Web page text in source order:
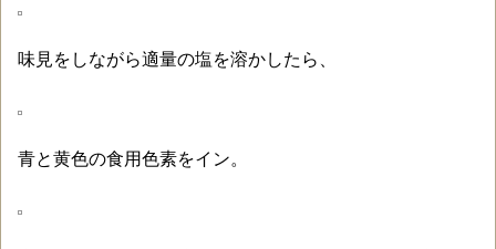
味見をしながら適量の塩を溶かしたら、
青と黄色の食用色素をイン。